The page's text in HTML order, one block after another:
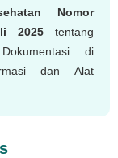
Nomor
2025 tentang
di
dan Alat